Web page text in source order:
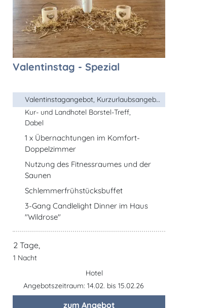
Valentinstag - Spezial
Valentinstagangebot, Kurzurlaubsangebot, ...
Kur- und Landhotel Borstel-Treff,
Dabel
1 x Übernachtungen im Komfort-
Doppelzimmer
Nutzung des Fitnessraumes und der
Saunen
Schlemmerfrühstücksbuffet
3-Gang Candlelight Dinner im Haus
"Wildrose"
2 Tage,
1 Nacht
Hotel
Angebotszeitraum: 14.02. bis 15.02.26
zum Angebot